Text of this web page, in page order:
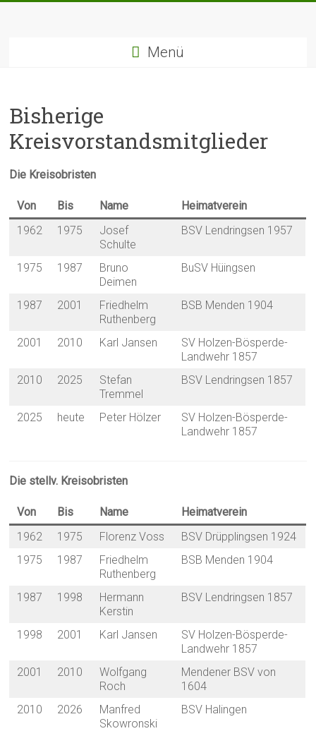
Menü
Bisherige
Kreisvorstandsmitglieder
Die Kreisobristen
Von Bis Name
Heimatverein
1962
1975
Josef
Schulte
BSV Lendringsen 1957
1975 1987
Bruno
Deimen
BuSV Hüingsen
1987 2001
Friedhelm
Ruthenberg
BSB Menden 1904
2001 2010 Karl Jansen
SV Holzen-Bösperde-
Landwehr 1857
2010
2025
Stefan
Tremmel
BSV Lendringsen 1857
2025 heute Peter Hölzer
SV Holzen-Bösperde-
Landwehr 1857
Die stellv. Kreisobristen
Von Bis Name
Heimatverein
1962
1975 Florenz Voss
BSV Drüpplingsen 1924
1975
1987
Friedhelm
Ruthenberg
BSB Menden 1904
1987 1998
Hermann
Kerstin
BSV Lendringsen 1857
1998 2001 Karl Jansen
SV Holzen-Bösperde-
Landwehr 1857
2001
2010
Wolfgang
Roch
Mendener BSV von
1604
2010
2026
Manfred
Skowronski
BSV Halingen